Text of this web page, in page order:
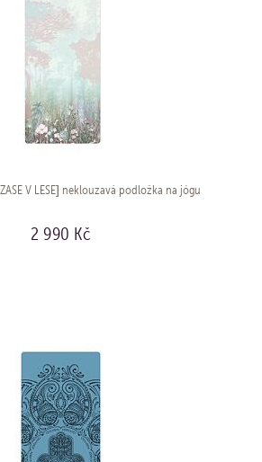
V LESE] neklouzavá podložka na jógu
2 990 Kč